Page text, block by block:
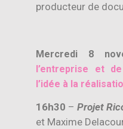
producteur de
Mercredi 8
l’entreprise et
l’idée à la
16h30 –Projet
et Maxime